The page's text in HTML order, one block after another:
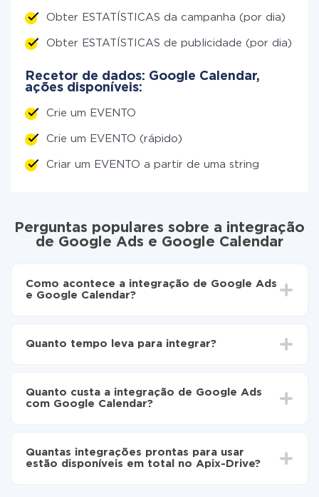
Obter ESTATÍSTICAS da campanha (por dia)
Obter ESTATÍSTICAS de publicidade (por dia)
Recetor de dados: Google Calendar,
ações disponíveis:
Crie um EVENTO
Crie um EVENTO (rápido)
Criar um EVENTO a partir de uma string
Perguntas populares sobre a integração
de Google Ads e Google Calendar
Como acontece a integração de Google Ads
e Google Calendar?
Google Calendar
automaticamente de Google Ads para Google
Calendar
Quanto tempo leva para integrar?
30 minutos. Em média, a configuração leva de 10 a 15
minutos.
Quanto custa a integração de Google Ads
com Google Calendar?
as tarifas. Você paga apenas pela quantidade de
dados que é realmente transferida de um de seus
Quantas integrações prontas para usar
estão disponíveis em total no Apix-Drive?